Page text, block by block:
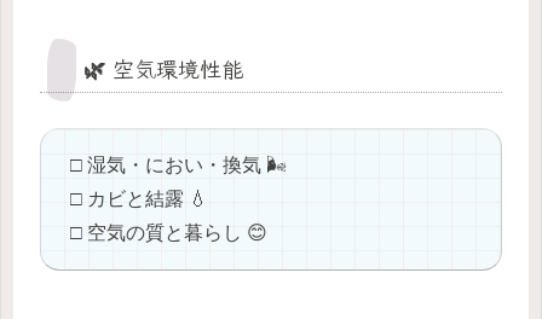
🌿 空気環境性能
□ 湿気・におい・換気 🌬️
□ カビと結露 💧
□ 空気の質と暮らし 😊